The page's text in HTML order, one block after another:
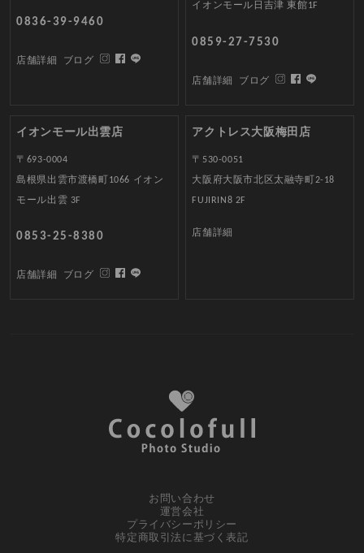
0836-39-9460
店舗詳細 ブログ
イオンモール日吉津 東館1F
0859-27-7530
店舗詳細 ブログ
イオンモール出雲店
〒693-0004
島根県出雲市渡橋町1066 イオン
モール出雲 3F
0853-25-8380
店舗詳細 ブログ
アクトレス大阪梅田店
〒530-0051
大阪府大阪市北区太融寺町2-18
FUJIRIN8 2F
店舗詳細
お問い合わせ
運営会社
プライバシーポリシー
特定商取引法に基づく表記